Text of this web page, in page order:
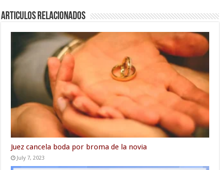
Articulos relacionados
Juez cancela boda por broma de la novia
July 7, 2023